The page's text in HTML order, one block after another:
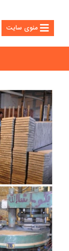
منوی سایت